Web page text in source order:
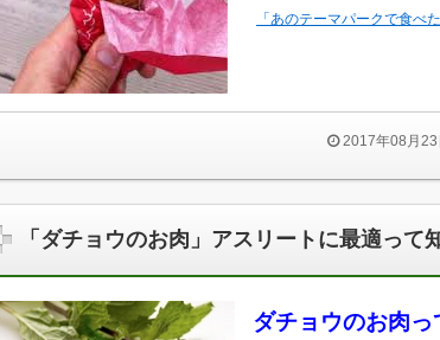
「あのテーマパークで食べ
2017年08月23
「ダチョウのお肉」アスリートに最適って
ダチョウのお肉っ